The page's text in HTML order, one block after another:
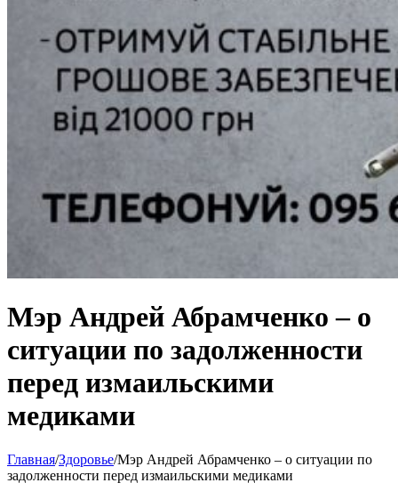
Мэр Андрей Абрамченко – о
ситуации по задолженности
перед измаильскими
медиками
Главная/Здоровье/Мэр Андрей Абрамченко – о ситуации по
задолженности перед измаильскими медиками